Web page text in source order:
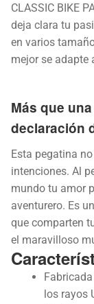
CLASSIC BIKE
deja clara tu
en varios
mejor se adapte
Más que
declaración
Esta pegatina
intenciones. Al
mundo tu amor
aventurero. Es
que comparten
el maravilloso
los rayos